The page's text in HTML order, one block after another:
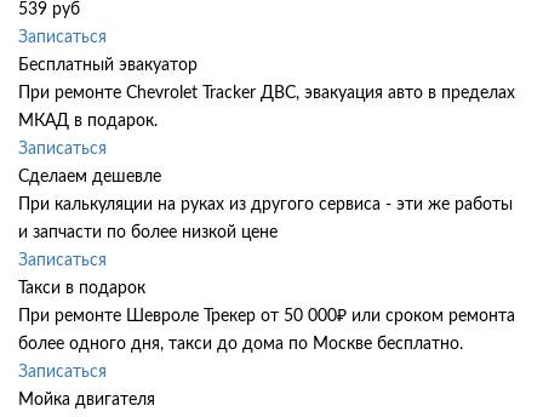
539 руб
Записаться
Бесплатный эвакуатор
При ремонте Chevrolet Tracker ДВС, эвакуация авто в пределах
МКАД в подарок.
Записаться
Сделаем дешевле
При калькуляции на руках из другого сервиса - эти же работы
и запчасти по более низкой цене
Записаться
Такси в подарок
При ремонте Шевроле Трекер от 50 000₽ или сроком ремонта
более одного дня, такси до дома по Москве бесплатно.
Записаться
Мойка двигателя